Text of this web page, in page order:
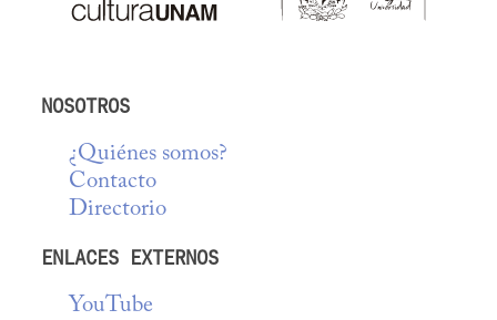
NOSOTROS
¿Quiénes somos?
Contacto
Directorio
ENLACES EXTERNOS
YouTube